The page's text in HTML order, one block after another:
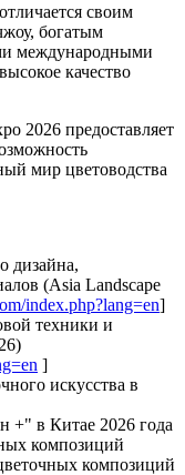
отличается своим
, богатым
международными
высокое качество
2026 предоставляет
мир цветоводства
дизайна,
(Asia Landscape
index.php?lang=en]
техники и
)
]
искусства
+" в Китае 2026 года
композиций
композиций